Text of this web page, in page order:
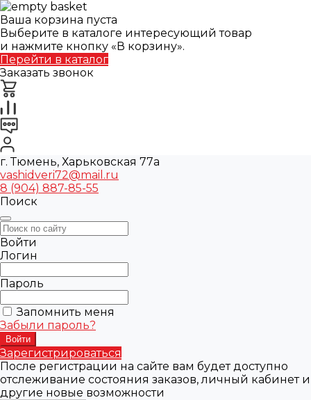
Ваша корзина пуста
Выберите в каталоге интересующий товар
и нажмите кнопку «В корзину».
Перейти в каталог
Заказать звонок
г. Тюмень, Харьковская 77а
vashidveri72@mail.ru
8 (904) 887-85-55
Поиск
Войти
Логин
Пароль
Запомнить меня
Забыли пароль?
Зарегистрироваться
После регистрации на сайте вам будет доступно
отслеживание состояния заказов, личный кабинет и
другие новые возможности